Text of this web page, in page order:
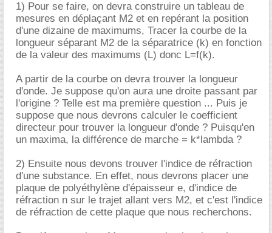
1) Pour se faire, on devra construire un tableau de
mesures en déplaçant M2 et en repérant la position
d'une dizaine de maximums, Tracer la courbe de la
longueur séparant M2 de la séparatrice (k) en fonction
de la valeur des maximums (L) donc L=f(k).
A partir de la courbe on devra trouver la longueur
d'onde. Je suppose qu'on aura une droite passant par
l'origine ? Telle est ma première question ... Puis je
suppose que nous devrons calculer le coefficient
directeur pour trouver la longueur d'onde ? Puisqu'en
un maxima, la différence de marche = k*lambda ?
2) Ensuite nous devons trouver l'indice de réfraction
d'une substance. En effet, nous devrons placer une
plaque de polyéthylène d'épaisseur e, d'indice de
réfraction n sur le trajet allant vers M2, et c'est l'indice
de réfraction de cette plaque que nous recherchons.